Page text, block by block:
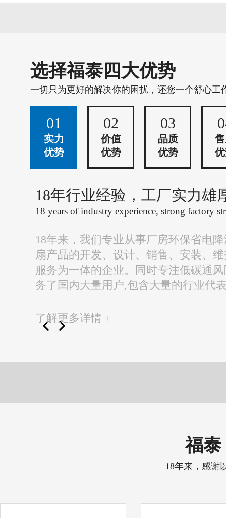
选择福泰四大优势
一切只为更好的解决你的困扰，还您一个舒心工
01
实力
优势
02
价值
优势
03
品质
优势
18年行业经验，工厂实力雄
18 years of industry experience, strong factory
18年来，我们专业从事厂房环保省电
扇产品的开发、设计、销售、安装、
服务为一体的企业。同时专注低碳通
务了国内大量用户,包含大量的行业代
了解更多详情 +
福泰
18年来，感谢